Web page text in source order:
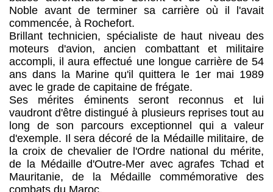
Noble avant de terminer sa carrière où il l'avait
commencée, à Rochefort.
Brillant technicien, spécialiste de haut niveau des
moteurs d'avion, ancien combattant et militaire
accompli, il aura effectué une longue carrière de 54
ans dans la Marine qu'il quittera le 1er mai 1989
avec le grade de capitaine de frégate.
Ses mérites éminents seront reconnus et lui
vaudront d'être distingué à plusieurs reprises tout au
long de son parcours exceptionnel qui a valeur
d'exemple. Il sera décoré de la Médaille militaire, de
la croix de chevalier de l'Ordre national du mérite,
de la Médaille d'Outre-Mer avec agrafes Tchad et
Mauritanie, de la Médaille commémorative des
combats du Maroc.